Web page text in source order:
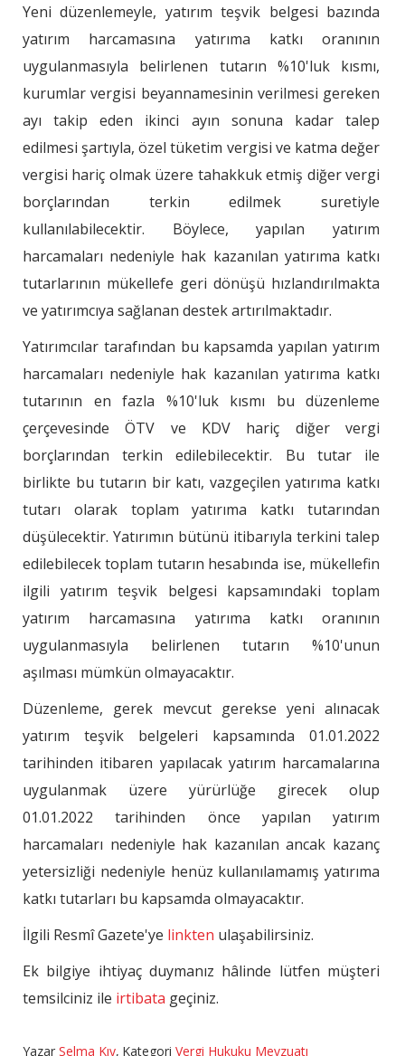
Yeni düzenlemeyle, yatırım teşvik belgesi bazında
yatırım harcamasına yatırıma katkı oranının
uygulanmasıyla belirlenen tutarın %10'luk kısmı,
kurumlar vergisi beyannamesinin verilmesi gereken
ayı takip eden ikinci ayın sonuna kadar talep
edilmesi şartıyla, özel tüketim vergisi ve katma değer
vergisi hariç olmak üzere tahakkuk etmiş diğer vergi
borçlarından terkin edilmek suretiyle
kullanılabilecektir. Böylece, yapılan yatırım
harcamaları nedeniyle hak kazanılan yatırıma katkı
tutarlarının mükellefe geri dönüşü hızlandırılmakta
ve yatırımcıya sağlanan destek artırılmaktadır.
Yatırımcılar tarafından bu kapsamda yapılan yatırım
harcamaları nedeniyle hak kazanılan yatırıma katkı
tutarının en fazla %10'luk kısmı bu düzenleme
çerçevesinde ÖTV ve KDV hariç diğer vergi
borçlarından terkin edilebilecektir. Bu tutar ile
birlikte bu tutarın bir katı, vazgeçilen yatırıma katkı
tutarı olarak toplam yatırıma katkı tutarından
düşülecektir. Yatırımın bütünü itibarıyla terkini talep
edilebilecek toplam tutarın hesabında ise, mükellefin
ilgili yatırım teşvik belgesi kapsamındaki toplam
yatırım harcamasına yatırıma katkı oranının
uygulanmasıyla belirlenen tutarın %10'unun
aşılması mümkün olmayacaktır.
Düzenleme, gerek mevcut gerekse yeni alınacak
yatırım teşvik belgeleri kapsamında 01.01.2022
tarihinden itibaren yapılacak yatırım harcamalarına
uygulanmak üzere yürürlüğe girecek olup
01.01.2022 tarihinden önce yapılan yatırım
harcamaları nedeniyle hak kazanılan ancak kazanç
yetersizliği nedeniyle henüz kullanılamamış yatırıma
katkı tutarları bu kapsamda olmayacaktır.
İlgili Resmî Gazete'ye linkten ulaşabilirsiniz.
Ek bilgiye ihtiyaç duymanız hâlinde lütfen müşteri
temsilciniz ile irtibata geçiniz.
Yazar Selma Kıy, Kategori Vergi Hukuku Mevzuatı